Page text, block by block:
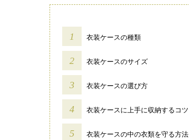
衣装ケースの種類
衣装ケースのサイズ
衣装ケースの選び方
衣装ケースに上手に収納するコツ
衣装ケースの中の衣類を守る方法